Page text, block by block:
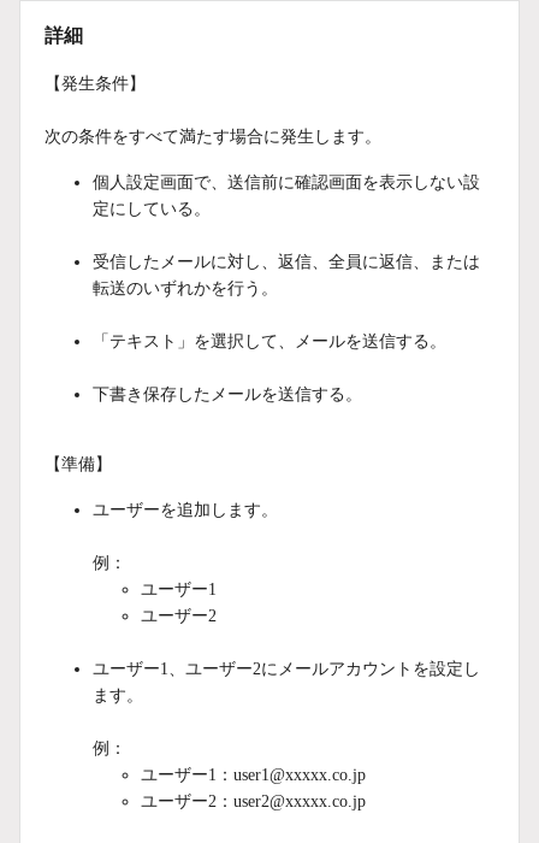
詳細
【発生条件】
次の条件をすべて満たす場合に発生します。
個人設定画面で、送信前に確認画面を表示しない設
定にしている。
受信したメールに対し、返信、全員に返信、または
転送のいずれかを行う。
「テキスト」を選択して、メールを送信する。
下書き保存したメールを送信する。
【準備】
ユーザーを追加します。
例：
ユーザー1
ユーザー2
ユーザー1、ユーザー2にメールアカウントを設定し
ます。
例：
ユーザー1：user1@xxxxx.co.jp
ユーザー2：user2@xxxxx.co.jp